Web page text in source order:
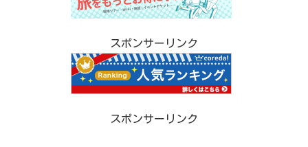
スポンサーリンク
スポンサーリンク